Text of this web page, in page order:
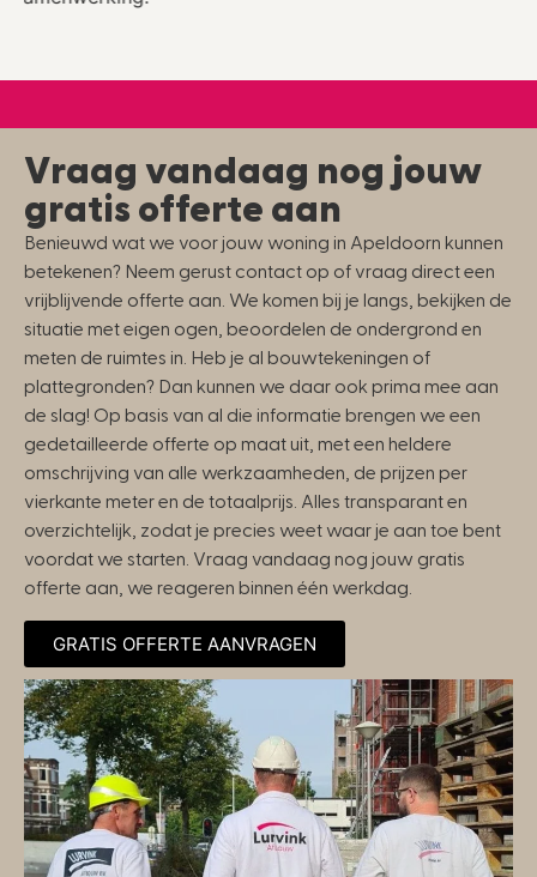
Vraag vandaag nog jouw
gratis offerte aan
Benieuwd wat we voor jouw woning in Apeldoorn kunnen
betekenen? Neem gerust contact op of vraag direct een
vrijblijvende offerte aan. We komen bij je langs, bekijken de
situatie met eigen ogen, beoordelen de ondergrond en
meten de ruimtes in. Heb je al bouwtekeningen of
plattegronden? Dan kunnen we daar ook prima mee aan
de slag! Op basis van al die informatie brengen we een
gedetailleerde offerte op maat uit, met een heldere
omschrijving van alle werkzaamheden, de prijzen per
vierkante meter en de totaalprijs. Alles transparant en
overzichtelijk, zodat je precies weet waar je aan toe bent
voordat we starten. Vraag vandaag nog jouw gratis
offerte aan, we reageren binnen één werkdag.
GRATIS OFFERTE AANVRAGEN